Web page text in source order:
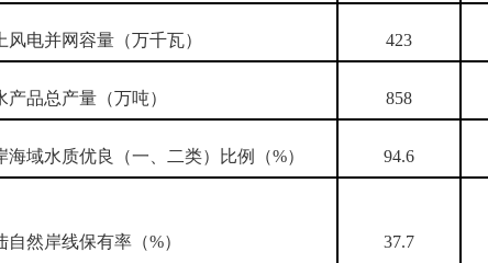
风电并网容量（万千瓦） 423
产品总产量（万吨） 858
海域水质优良（一、二类）比例（%） 94.6
自然岸线保有率（%） 37.7